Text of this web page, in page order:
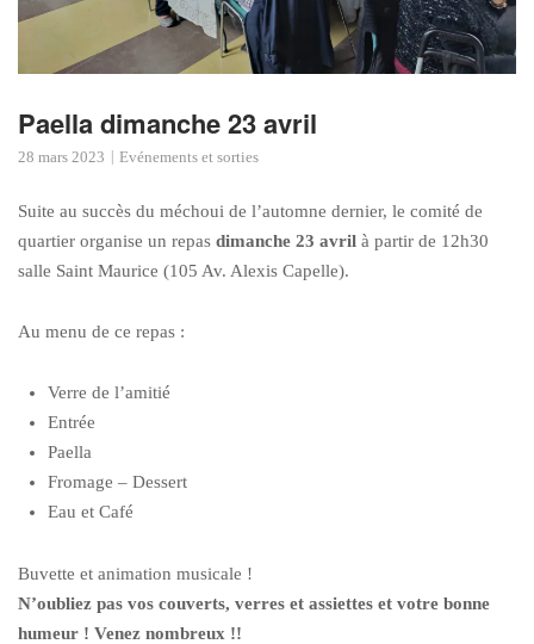
Paella dimanche 23 avril
28 mars 2023 Evénements et sorties
Suite au succès du méchoui de l’automne dernier, le comité de
quartier organise un repas dimanche 23 avril à partir de 12h30
salle Saint Maurice (105 Av. Alexis Capelle).
Au menu de ce repas :
Verre de l’amitié
Entrée
Paella
Fromage – Dessert
Eau et Café
Buvette et animation musicale !
N’oubliez pas vos couverts, verres et assiettes et votre bonne
humeur ! Venez nombreux !!